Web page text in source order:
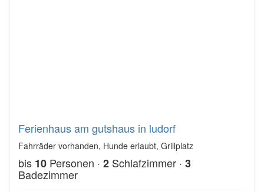
Ferienhaus am gutshaus in ludorf
Fahrräder vorhanden, Hunde erlaubt, Grillplatz
bis 10 Personen · 2 Schlafzimmer · 3
Badezimmer